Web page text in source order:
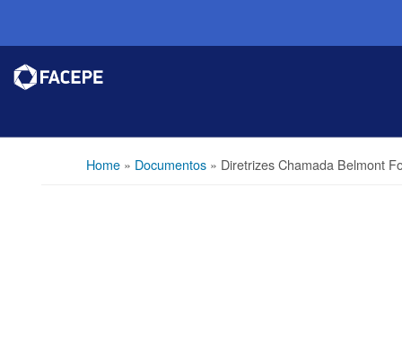
Home» Documentos» Diretrizes Chamada Belmont